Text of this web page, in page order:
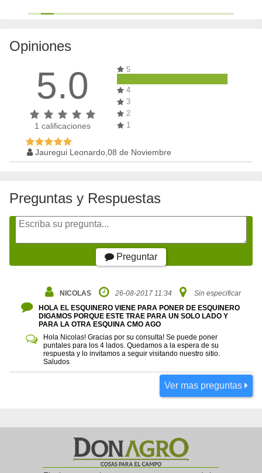
Opiniones
5.0
1 calificaciones
5
4
3
2
1
Jauregui Leonardo,08 de Noviembre
Preguntas y Respuestas
Preguntar
NICOLAS 26-08-2017 11:34
Sin especificar
HOLA EL ESQUINERO VIENE PARA PONER DE ESQUINERO
DIGAMOS PORQUE ESTE TRAE PARA UN SOLO LADO Y
PARA LA OTRA ESQUINA CMO AGO
Hola Nicolas! Gracias por su consulta! Se puede poner
puntales para los 4 lados. Quedamos a la espera de su
respuesta y lo invitamos a seguir visitando nuestro sitio.
Saludos
Ver mas preguntas